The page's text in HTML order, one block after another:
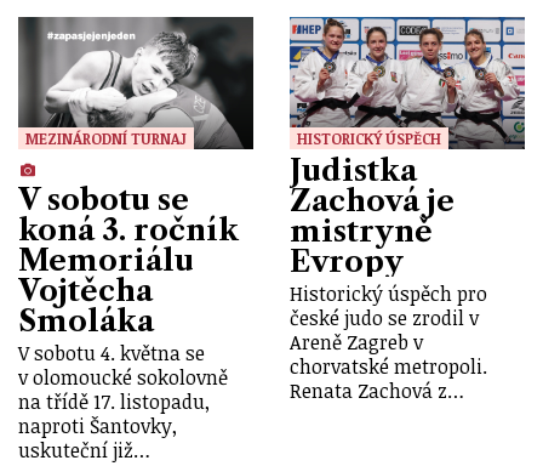
MEZINÁRODNÍ TURNAJ
V sobotu se
koná 3. ročník
Memoriálu
Vojtěcha
Smoláka
V sobotu 4. května se
v olomoucké sokolovně
na třídě 17. listopadu,
naproti Šantovky,
uskuteční již…
HISTORICKÝ ÚSPĚCH
Judistka
Zachová je
mistryně
Evropy
Historický úspěch pro
české judo se zrodil v
Areně Zagreb v
chorvatské metropoli.
Renata Zachová z…